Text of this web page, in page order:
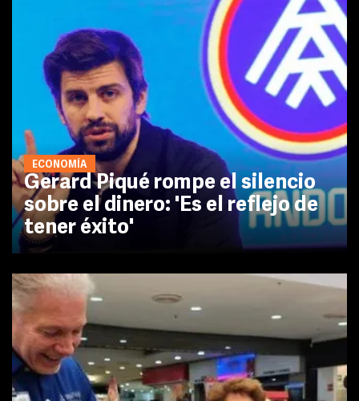
ECONOMÍA
Gerard Piqué rompe el silencio
sobre el dinero: 'Es el reflejo de
tener éxito'